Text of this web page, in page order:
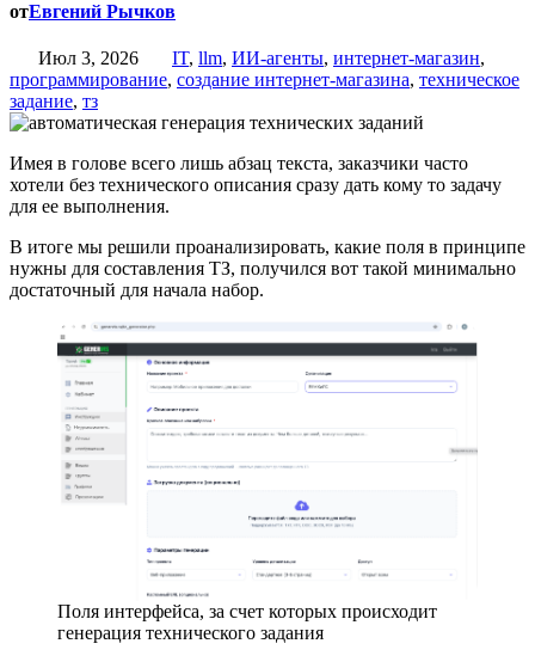
отЕвгений Рычков
Июл 3, 2026 IT, llm, ИИ-агенты, интернет-магазин,
программирование, создание интернет-магазина, техническое
задание, тз
Имея в голове всего лишь абзац текста, заказчики часто
хотели без технического описания сразу дать кому то задачу
для ее выполнения.
В итоге мы решили проанализировать, какие поля в принципе
нужны для составления ТЗ, получился вот такой минимально
достаточный для начала набор.
Поля интерфейса, за счет которых происходит
генерация технического задания